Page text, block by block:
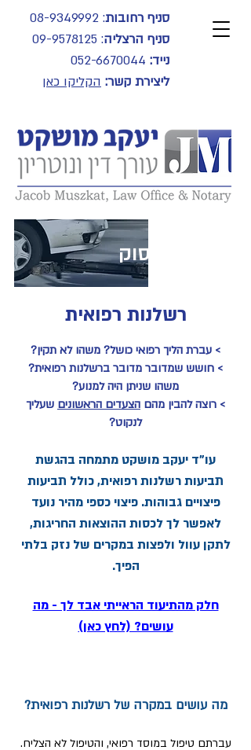
סניף רחובות:
08-9349992
סניף הרצליה:
09-9578125
נייד: 052-6670044
ליצירת קשר: הקליקו כאן
תחומי עיסוק
רשלנות רפואית
> עברת הליך רפואי כושל? משהו לא תקין?
> חושש שמדובר מדובר ברשלנות רפואית?
משהו שניתן היה למנוע?
> רוצה להבין מהם הצעדים הראשונים שעליך
לנקוט?
עו"ד יעקב מושקט מתמחה בהגשת
תביעות רשלנות רפואית, כולל תביעות
פיצויים גבוהות. פיצוי כספי מהיר נועד
לאפשר לך לכסות ההוצאות החריגות,
לתקן עוול ולפצות במקרים של נזק בלתי
הפיך.
​חלק מהתיעוד הראייתי אבד לך - מה
עושים? (לחץ כאן)
מה עושים במקרה של רשלנות רפואית?
עברתם טיפול במוסד רפואי, והטיפול לא הצליח.